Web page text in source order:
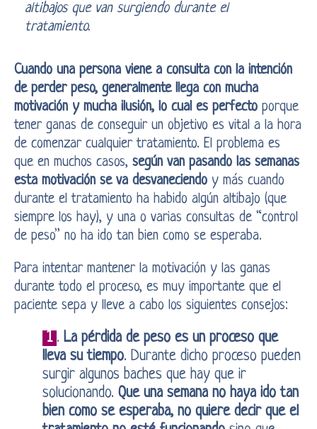
altibajos que van surgiendo durante el
tratamiento.
Cuando una persona viene a consulta con la intención
de perder peso, generalmente llega con mucha
motivación y mucha ilusión, lo cual es perfecto porque
tener ganas de conseguir un objetivo es vital a la hora
de comenzar cualquier tratamiento. El problema es
que en muchos casos, según van pasando las semanas
esta motivación se va desvaneciendo y más cuando
durante el tratamiento ha habido algún altibajo (que
siempre los hay), y una o varias consultas de “control
de peso” no ha ido tan bien como se esperaba.
Para intentar mantener la motivación y las ganas
durante todo el proceso, es muy importante que el
paciente sepa y lleve a cabo los siguientes consejos:
1 . La pérdida de peso es un proceso que
lleva su tiempo. Durante dicho proceso pueden
surgir algunos baches que hay que ir
solucionando. Que una semana no haya ido tan
bien como se esperaba, no quiere decir que el